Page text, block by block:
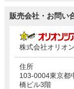
販売会社・お問い
株式会社オリオ
住所
103-0004東京都
橋ビル3階